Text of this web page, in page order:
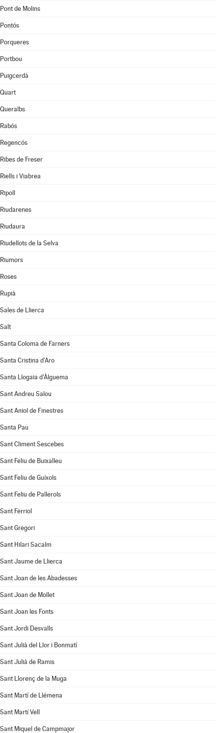
Pont de Molins
Pontós
Porqueres
Portbou
Puigcerdà
Quart
Queralbs
Rabós
Regencós
Ribes de Freser
Riells i Viabrea
Ripoll
Riudarenes
Riudaura
Riudellots de la Selva
Riumors
Roses
Rupià
Sales de Llierca
Salt
Santa Coloma de Farners
Santa Cristina d'Aro
Santa Llogaia d'Àlguema
Sant Andreu Salou
Sant Aniol de Finestres
Santa Pau
Sant Climent Sescebes
Sant Feliu de Buixalleu
Sant Feliu de Guíxols
Sant Feliu de Pallerols
Sant Ferriol
Sant Gregori
Sant Hilari Sacalm
Sant Jaume de Llierca
Sant Joan de les Abadesses
Sant Joan de Mollet
Sant Joan les Fonts
Sant Jordi Desvalls
Sant Julià del Llor i Bonmatí
Sant Julià de Ramis
Sant Llorenç de la Muga
Sant Martí de Llémena
Sant Martí Vell
Sant Miquel de Campmajor